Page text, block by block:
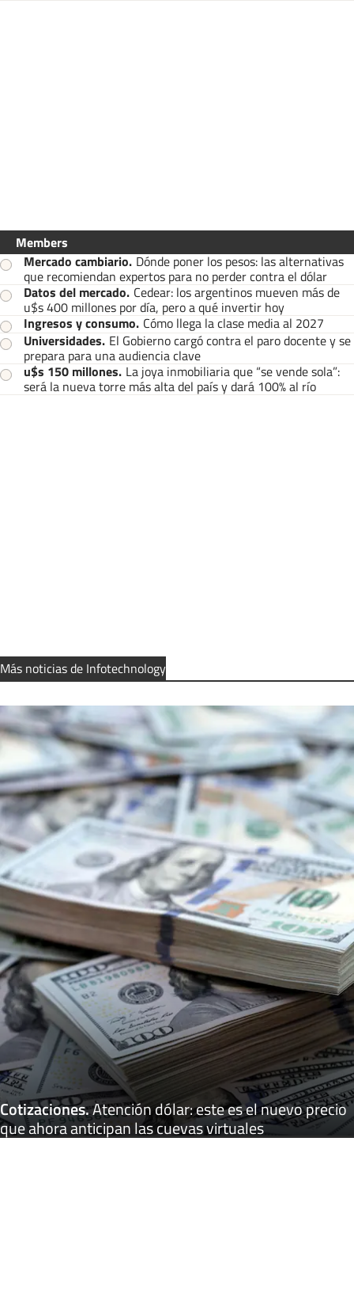
Members
Mercado cambiario. Dónde poner los pesos: las alternativas
que recomiendan expertos para no perder contra el dólar
Datos del mercado. Cedear: los argentinos mueven más de
u$s 400 millones por día, pero a qué invertir hoy
Ingresos y consumo. Cómo llega la clase media al 2027
Universidades. El Gobierno cargó contra el paro docente y se
prepara para una audiencia clave
u$s 150 millones. La joya inmobiliaria que “se vende sola”:
será la nueva torre más alta del país y dará 100% al río
Más noticias de Infotechnology
Cotizaciones.Atención dólar: este es el nuevo precio
que ahora anticipan las cuevas virtuales